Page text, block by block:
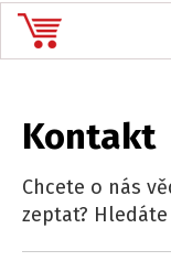
Kontakt
Chcete o nás
zeptat?